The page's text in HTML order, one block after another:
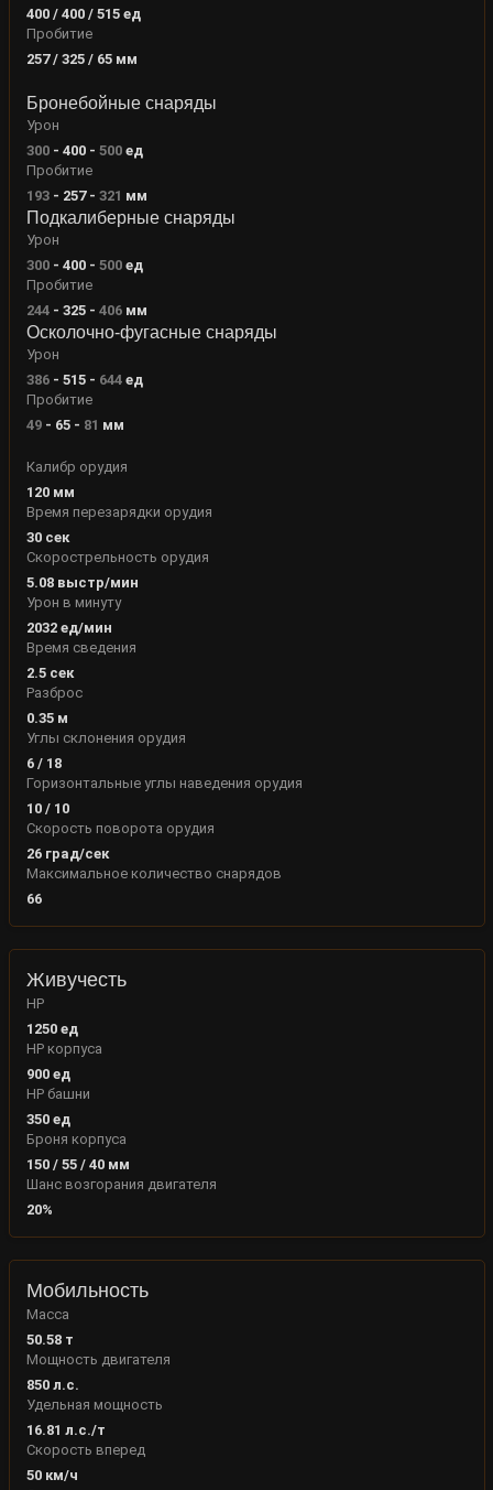
400 / 400 / 515 ед
Пробитие
257 / 325 / 65 мм
Бронебойные снаряды
Урон
300- 400- 500ед
Пробитие
193- 257- 321 мм
Подкалиберные снаряды
Урон
300- 400- 500ед
Пробитие
244- 325- 406 мм
Осколочно-фугасные снаряды
Урон
386- 515- 644ед
Пробитие
49- 65- 81 мм
Калибр орудия
120мм
Время перезарядки орудия
30сек
Скорострельность орудия
5.08выстр/мин
Урон в минуту
2032ед/мин
Время сведения
2.5сек
Разброс
0.35м
Углы склонения орудия
6 / 18
Горизонтальные углы наведения орудия
10 / 10
Скорость поворота орудия
26град/сек
Максимальное количество снарядов
66
Живучесть
HP
1250ед
HP корпуса
900ед
HP башни
350ед
Броня корпуса
150/ 55/ 40мм
Шанс возгорания двигателя
20%
Мобильность
Масса
50.58т
Мощность двигателя
850л.с.
Удельная мощность
16.81 л.с./т
Скорость вперед
50км/ч